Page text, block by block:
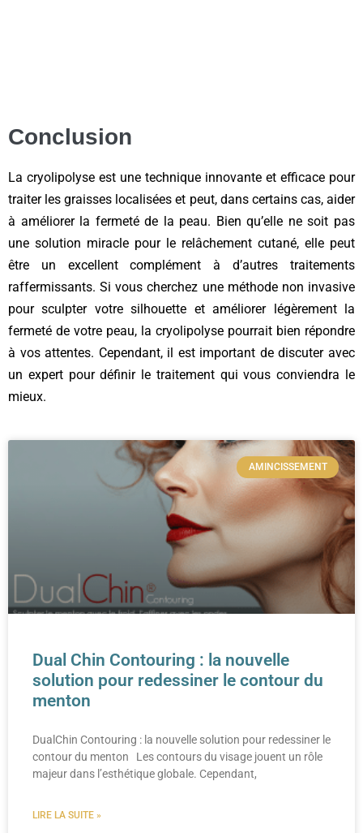
Conclusion
La cryolipolyse est une technique innovante et efficace pour
traiter les graisses localisées et peut, dans certains cas, aider
à améliorer la fermeté de la peau. Bien qu’elle ne soit pas
une solution miracle pour le relâchement cutané, elle peut
être un excellent complément à d’autres traitements
raffermissants. Si vous cherchez une méthode non invasive
pour sculpter votre silhouette et améliorer légèrement la
fermeté de votre peau, la cryolipolyse pourrait bien répondre
à vos attentes. Cependant, il est important de discuter avec
un expert pour définir le traitement qui vous conviendra le
mieux.
AMINCISSEMENT
Dual Chin Contouring : la nouvelle
solution pour redessiner le contour du
menton
DualChin Contouring : la nouvelle solution pour redessiner le
contour du menton Les contours du visage jouent un rôle
majeur dans l’esthétique globale. Cependant,
LIRE LA SUITE »